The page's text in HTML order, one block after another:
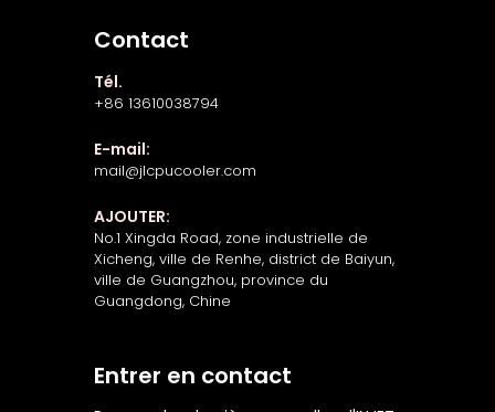
Contact
Tél.
+86 13610038794
E-mail:
mail@jlcpucooler.com
AJOUTER:
No.1 Xingda Road, zone industrielle de
Xicheng, ville de Renhe, district de Baiyun,
ville de Guangzhou, province du
Guangdong, Chine
Entrer en contact